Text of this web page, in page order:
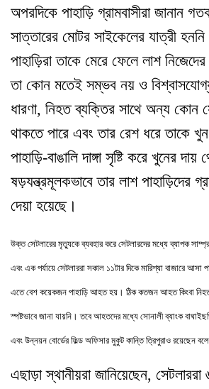
অপরদিকে পাহাড়ি গ্রামবাসীরা জানান
সাত্তারের মোটর সাইকেলের যাত্রী হননি
পাহাড়িরা তাকে মেরে ফেলে লাশ
তা কোন মতেই সম্ভব নয় ও
ধারণা, নিহত ব্যক্তির সাথে অন্য কোন
থাকতে পারে এবং তার রেশ ধরে তাকে
পাহাড়ি-বাঙালি দাঙ্গা সৃষ্টি করে খুনের দায়
ষড়যন্ত্রমূলকভাবে তার লাশ পাহাড়িদের
দেয়া হয়েছে।
উক্ত সেটলারের মৃত্যুকে ব্যবহার করে সেটলারদের মধ্যে ব্যাপক
এবং এক পর্যায়ে সেটলাররা সকাল ১১টার দিকে মারিশ্যা বাজারে আসা
এতে বেশ কয়েকজন পাহাড়ি আহত হয় । ঠিক কতজন আহত কিংবা
স্পষ্টভাবে জানা যায়নি ।তবে আহতদের মধ্যে সোনালী ব্যাংক
এবং উন্নয়ন বোর্ডের ফিল্ড অফিসার মুকুট কান্তি ত্রিপুরাও রয়েছেন
এছাড়া স্থানীয়রা জানিয়েছেন,